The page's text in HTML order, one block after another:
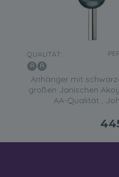
QUALITÄT:
Anhänger mit
großen Janischen
AA-Qualität ,